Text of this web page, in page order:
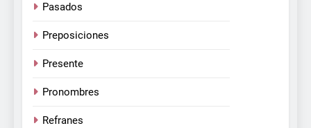
Pasados
Preposiciones
Presente
Pronombres
Refranes